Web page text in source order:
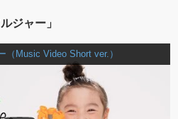
ジャー」
Music Video Short ver.）